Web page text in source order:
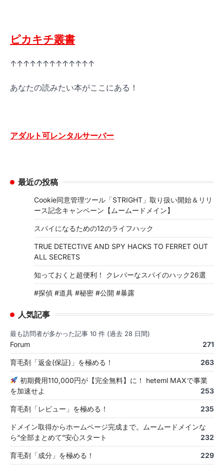
ピカキチ叢書
↑↑↑↑↑↑↑↑↑↑↑↑↑
あなたの読みたい本がここにある！
アダルト可レンタルサーバー
最近の投稿
Cookie同意管理ツール「STRIGHT」取り扱い開始＆リリ
ース記念キャンペーン【ムームードメイン】
スパイになるための12のライフハック
TRUE DETECTIVE AND SPY HACKS TO FERRET OUT
ALL SECRETS
知っておくと超便利！ クレバーなスパイのハック26選
#探偵 #道具 #秘密 #公開 #暴露
人気記事
最も訪問者が多かった記事 10 件 (過去 28 日間)
Forum 271
育毛剤「返金(保証)」を極める！ 263
初期費用110,000円が【完全無料】に！ heteml MAXで事業
を加速せよ
253
育毛剤「レビュー」を極める！ 235
ドメイン取得からホームページ完成まで。ムームードメインな
ら“全部まとめて”安心スタート
232
育毛剤「成分」を極める！ 229